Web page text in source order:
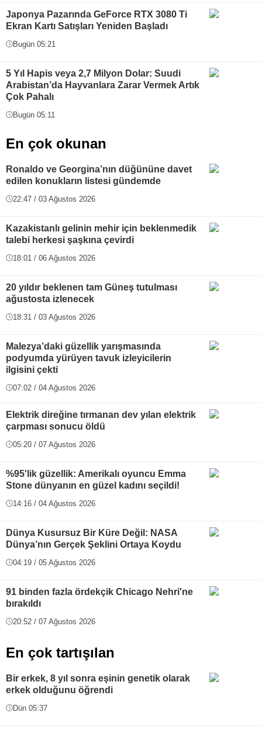
Japonya Pazarında GeForce RTX 3080 Ti
Ekran Kartı Satışları Yeniden Başladı
Bugün 05:21
5 Yıl Hapis veya 2,7 Milyon Dolar: Suudi
Arabistan’da Hayvanlara Zarar Vermek Artık
Çok Pahalı
Bugün 05:11
En çok okunan
Ronaldo ve Georgina’nın düğününe davet
edilen konukların listesi gündemde
22:47 / 03 Ağustos 2026
Kazakistanlı gelinin mehir için beklenmedik
talebi herkesi şaşkına çevirdi
18:01 / 06 Ağustos 2026
20 yıldır beklenen tam Güneş tutulması
ağustosta izlenecek
18:31 / 03 Ağustos 2026
Malezya’daki güzellik yarışmasında
podyumda yürüyen tavuk izleyicilerin
ilgisini çekti
07:02 / 04 Ağustos 2026
Elektrik direğine tırmanan dev yılan elektrik
çarpması sonucu öldü
05:20 / 07 Ağustos 2026
%95'lik güzellik: Amerikalı oyuncu Emma
Stone dünyanın en güzel kadını seçildi!
14:16 / 04 Ağustos 2026
Dünya Kusursuz Bir Küre Değil: NASA
Dünya’nın Gerçek Şeklini Ortaya Koydu
04:19 / 05 Ağustos 2026
91 binden fazla ördekçik Chicago Nehri'ne
bırakıldı
20:52 / 07 Ağustos 2026
En çok tartışılan
Bir erkek, 8 yıl sonra eşinin genetik olarak
erkek olduğunu öğrendi
Dün 05:37